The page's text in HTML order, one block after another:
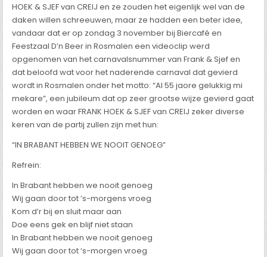
HOEK & SJEF van CREIJ en ze zouden het eigenlijk wel van de
daken willen schreeuwen, maar ze hadden een beter idee,
vandaar dat er op zondag 3 november bij Biercafé en
Feestzaal D’n Beer in Rosmalen een videoclip werd
opgenomen van het carnavalsnummer van Frank & Sjef en
dat beloofd wat voor het naderende carnaval dat gevierd
wordt in Rosmalen onder het motto: “Al 55 jaore gelukkig mi
mekare”, een jubileum dat op zeer grootse wijze gevierd gaat
worden en waar FRANK HOEK & SJEF van CREIJ zeker diverse
keren van de partij zullen zijn met hun:
“IN BRABANT HEBBEN WE NOOIT GENOEG”
Refrein:
In Brabant hebben we nooit genoeg
Wij gaan door tot ’s-morgens vroeg
Kom d’r bij en sluit maar aan
Doe eens gek en blijf niet staan
In Brabant hebben we nooit genoeg
Wij gaan door tot ‘s-morgen vroeg